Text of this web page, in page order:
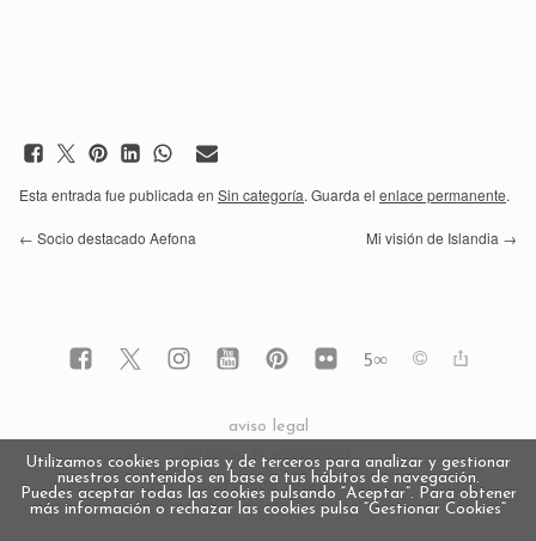
Esta entrada fue publicada en Sin categoría. Guarda el enlace permanente.
← Socio destacado Aefona Mi visión de Islandia →
5∞
aviso legal
política de privacidad
política de cookies
Utilizamos cookies propias y de terceros para analizar y gestionar
nuestros contenidos en base a tus hábitos de navegación.
Puedes aceptar todas las cookies pulsando “Aceptar”. Para obtener
más información o rechazar las cookies pulsa “Gestionar Cookies“